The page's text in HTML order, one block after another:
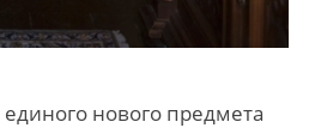
нового предмета